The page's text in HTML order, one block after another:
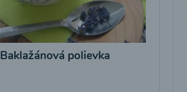
Baklažánová polievka